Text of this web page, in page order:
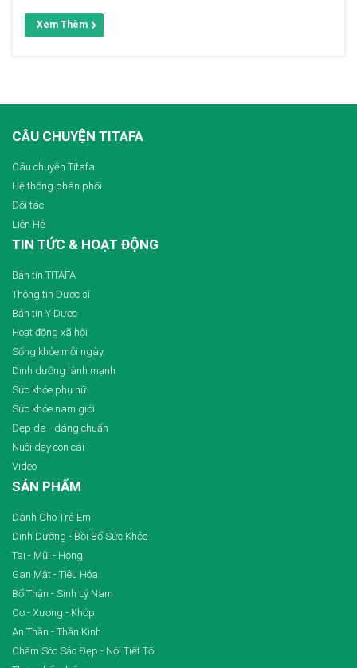
Xem Thêm
CÂU CHUYỆN TITAFA
Câu chuyện Titafa
Hệ thống phân phối
Đối tác
Liên Hệ
TIN TỨC & HOẠT ĐỘNG
Bản tin TITAFA
Thông tin Dược sĩ
Bản tin Y Dược
Hoạt động xã hội
Sống khỏe mỗi ngày
Dinh dưỡng lành mạnh
Sức khỏe phụ nữ
Sức khỏe nam giới
Đẹp da - dáng chuẩn
Nuôi dạy con cái
Video
SẢN PHẨM
Dành Cho Trẻ Em
Dinh Dưỡng - Bồi Bổ Sức Khỏe
Tai - Mũi - Họng
Gan Mật - Tiêu Hóa
Bổ Thận - Sinh Lý Nam
Cơ - Xương - Khớp
An Thần - Thần Kinh
Chăm Sóc Sắc Đẹp - Nội Tiết Tố